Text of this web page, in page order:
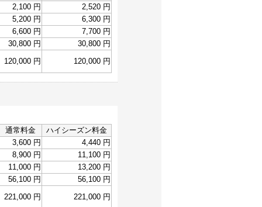
2,100 円
2,520 円
5,200 円
6,300 円
6,600 円
7,700 円
30,800 円
30,800 円
120,000 円
120,000 円
通常料金
ハイシーズン料金
3,600 円
4,440 円
8,900 円
11,100 円
11,000 円
13,200 円
56,100 円
56,100 円
221,000 円
221,000 円